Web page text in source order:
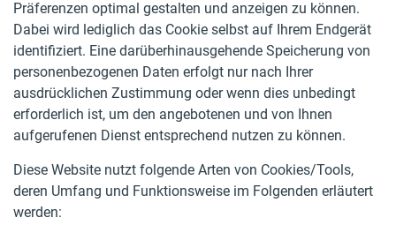
Präferenzen optimal gestalten und anzeigen zu können.
Dabei wird lediglich das Cookie selbst auf Ihrem Endgerät
identifiziert. Eine darüberhinausgehende Speicherung von
personenbezogenen Daten erfolgt nur nach Ihrer
ausdrücklichen Zustimmung oder wenn dies unbedingt
erforderlich ist, um den angebotenen und von Ihnen
aufgerufenen Dienst entsprechend nutzen zu können.
Diese Website nutzt folgende Arten von Cookies/Tools,
deren Umfang und Funktionsweise im Folgenden erläutert
werden: